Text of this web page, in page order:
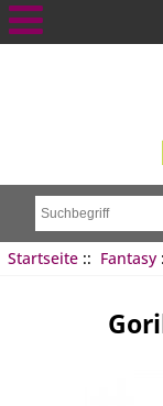
Startseite:: Fantasy